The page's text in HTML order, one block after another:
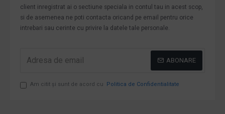
client inregistrat ai o sectiune speciala in contul tau in acest scop,
si de asemenea ne poti contacta oricand pe email pentru orice
intrebari sau cerinte cu privire la datele tale personale.
ABONARE
Am citit şi sunt de acord cu Politica de Confidentialitate